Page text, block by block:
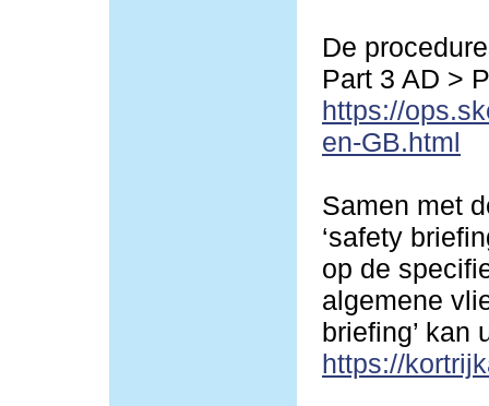
De
Part 3 AD >
https://
en-GB.html
Samen met
‘safety
op de
algemene
briefing’ kan
https://